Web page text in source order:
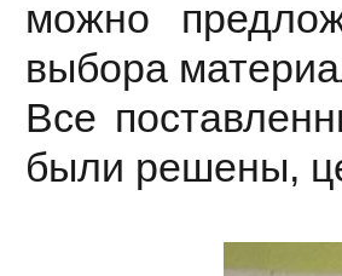
можно
выбора
Все
были решены,